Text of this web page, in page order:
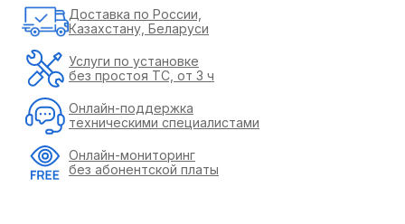
Доставка по России,
Казахстану, Беларуси
Услуги по установке
без простоя ТС, от 3 ч
Онлайн-поддержка
техническими специалистами
Онлайн-мониторинг
без абонентской платы